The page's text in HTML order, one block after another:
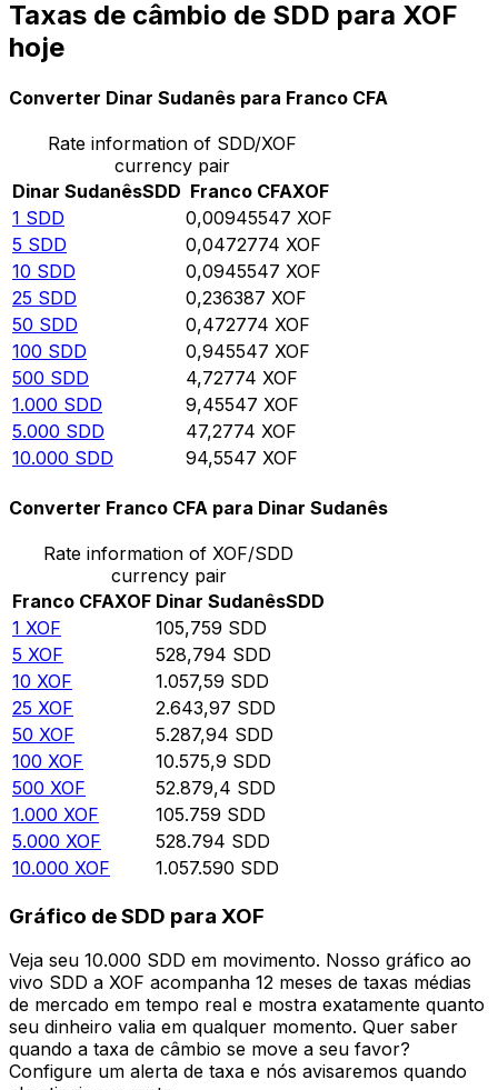
Taxas de câmbio de SDD para XOF
hoje
Converter Dinar Sudanês para Franco CFA
Rate information of SDD/XOF
currency pair
Dinar SudanêsSDD Franco CFAXOF
1 SDD 0,00945547 XOF
5 SDD 0,0472774 XOF
10 SDD 0,0945547 XOF
25 SDD 0,236387 XOF
50 SDD 0,472774 XOF
100 SDD 0,945547 XOF
500 SDD 4,72774 XOF
1.000 SDD 9,45547 XOF
5.000 SDD 47,2774 XOF
10.000 SDD 94,5547 XOF
Converter Franco CFA para Dinar Sudanês
Rate information of XOF/SDD
currency pair
Franco CFAXOF Dinar SudanêsSDD
1 XOF 105,759 SDD
5 XOF 528,794 SDD
10 XOF 1.057,59 SDD
25 XOF 2.643,97 SDD
50 XOF 5.287,94 SDD
100 XOF 10.575,9 SDD
500 XOF 52.879,4 SDD
1.000 XOF 105.759 SDD
5.000 XOF 528.794 SDD
10.000 XOF 1.057.590 SDD
Gráfico de SDD para XOF
Veja seu 10.000 SDD em movimento. Nosso gráfico ao
vivo SDD a XOF acompanha 12 meses de taxas médias
de mercado em tempo real e mostra exatamente quanto
seu dinheiro valia em qualquer momento. Quer saber
quando a taxa de câmbio se move a seu favor?
Configure um alerta de taxa e nós avisaremos quando